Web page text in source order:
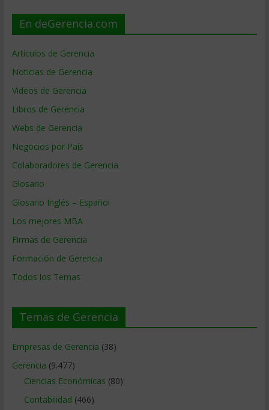
En deGerencia.com
Artículos de Gerencia
Noticias de Gerencia
Videos de Gerencia
Libros de Gerencia
Webs de Gerencia
Negocios por País
Colaboradores de Gerencia
Glosario
Glosario Inglés – Español
Los mejores MBA
Firmas de Gerencia
Formación de Gerencia
Todos los Temas
Temas de Gerencia
Empresas de Gerencia (38)
Gerencia (9.477)
Ciencias Económicas (80)
Contabilidad (466)